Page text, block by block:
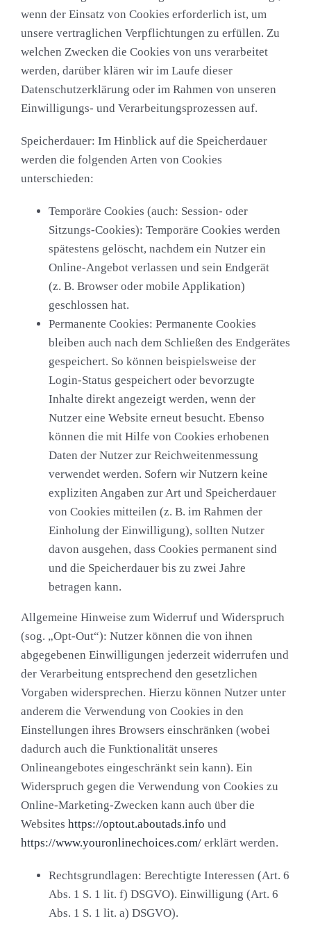
wenn der Einsatz von Cookies erforderlich ist, um
unsere vertraglichen Verpflichtungen zu erfüllen. Zu
welchen Zwecken die Cookies von uns verarbeitet
werden, darüber klären wir im Laufe dieser
Datenschutzerklärung oder im Rahmen von unseren
Einwilligungs- und Verarbeitungsprozessen auf.
Speicherdauer: Im Hinblick auf die Speicherdauer
werden die folgenden Arten von Cookies
unterschieden:
Temporäre Cookies (auch: Session- oder
Sitzungs-Cookies): Temporäre Cookies werden
spätestens gelöscht, nachdem ein Nutzer ein
Online-Angebot verlassen und sein Endgerät
(z. B. Browser oder mobile Applikation)
geschlossen hat.
Permanente Cookies: Permanente Cookies
bleiben auch nach dem Schließen des Endgerätes
gespeichert. So können beispielsweise der
Login-Status gespeichert oder bevorzugte
Inhalte direkt angezeigt werden, wenn der
Nutzer eine Website erneut besucht. Ebenso
können die mit Hilfe von Cookies erhobenen
Daten der Nutzer zur Reichweitenmessung
verwendet werden. Sofern wir Nutzern keine
expliziten Angaben zur Art und Speicherdauer
von Cookies mitteilen (z. B. im Rahmen der
Einholung der Einwilligung), sollten Nutzer
davon ausgehen, dass Cookies permanent sind
und die Speicherdauer bis zu zwei Jahre
betragen kann.
Allgemeine Hinweise zum Widerruf und Widerspruch
(sog. „Opt-Out“): Nutzer können die von ihnen
abgegebenen Einwilligungen jederzeit widerrufen und
der Verarbeitung entsprechend den gesetzlichen
Vorgaben widersprechen. Hierzu können Nutzer unter
anderem die Verwendung von Cookies in den
Einstellungen ihres Browsers einschränken (wobei
dadurch auch die Funktionalität unseres
Onlineangebotes eingeschränkt sein kann). Ein
Widerspruch gegen die Verwendung von Cookies zu
Online-Marketing-Zwecken kann auch über die
Websites https://optout.aboutads.info und
https://www.youronlinechoices.com/ erklärt werden.
Rechtsgrundlagen: Berechtigte Interessen (Art. 6
Abs. 1 S. 1 lit. f) DSGVO). Einwilligung (Art. 6
Abs. 1 S. 1 lit. a) DSGVO).